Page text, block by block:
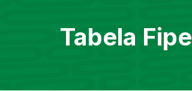
Tabela Fipe